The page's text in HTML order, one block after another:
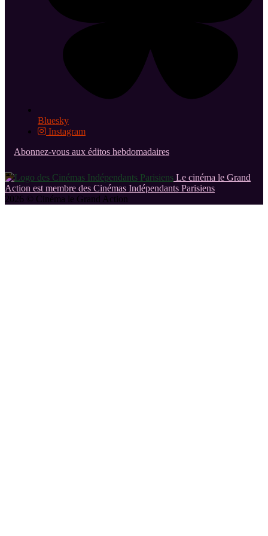
Bluesky
Instagram
Abonnez-vous aux éditos hebdomadaires
Le cinéma le Grand
Action est membre des Cinémas Indépendants Parisiens
2026 © Cinéma le Grand Action